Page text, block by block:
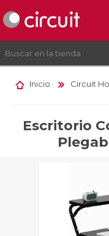
INICIAR SESIÓN
Inicio Circuit
Escritorio